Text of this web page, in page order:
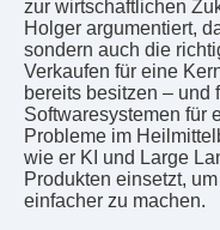
zur wirtschaftlichen
Holger argumentiert,
sondern auch die
Verkaufen für eine
bereits besitzen – und
Softwaresystemen für
Probleme im
wie er KI und Large
Produkten einsetzt,
einfacher zu machen.